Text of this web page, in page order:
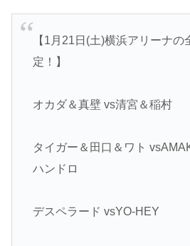
【1月21日(土)横浜アリーナの
定！】
オカダ＆真壁 vs清宮＆稲村
タイガー＆田口＆ワト
ハンドロ
デスペラード vsYO-HEY